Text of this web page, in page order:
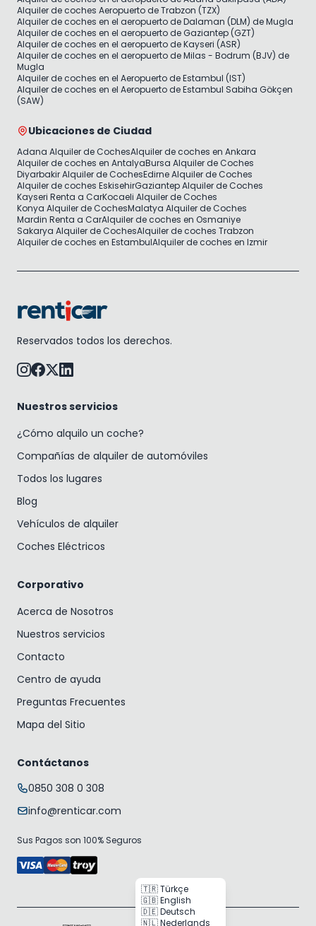
Alquiler de coches Aeropuerto de Trabzon (TZX)
Alquiler de coches en el aeropuerto de Dalaman (DLM) de Mugla
Alquiler de coches en el aeropuerto de Gaziantep (GZT)
Alquiler de coches en el aeropuerto de Kayseri (ASR)
Alquiler de coches en el aeropuerto de Milas - Bodrum (BJV) de
Mugla
Alquiler de coches en el Aeropuerto de Estambul (IST)
Alquiler de coches en el Aeropuerto de Estambul Sabiha Gökçen
(SAW)
Ubicaciones de Ciudad
Adana Alquiler de CochesAlquiler de coches en Ankara
Alquiler de coches en AntalyaBursa Alquiler de Coches
Diyarbakir Alquiler de CochesEdirne Alquiler de Coches
Alquiler de coches EskisehirGaziantep Alquiler de Coches
Kayseri Renta a CarKocaeli Alquiler de Coches
Konya Alquiler de CochesMalatya Alquiler de Coches
Mardin Renta a CarAlquiler de coches en Osmaniye
Sakarya Alquiler de CochesAlquiler de coches Trabzon
Alquiler de coches en EstambulAlquiler de coches en Izmir
Reservados todos los derechos.
Nuestros servicios
¿Cómo alquilo un coche?
Compañías de alquiler de automóviles
Todos los lugares
Blog
Vehículos de alquiler
Coches Eléctricos
Corporativo
Acerca de Nosotros
Nuestros servicios
Contacto
Centro de ayuda
Preguntas Frecuentes
Mapa del Sitio
Contáctanos
0850 308 0 308
info@renticar.com
Sus Pagos son 100% Seguros
🇹🇷 Türkçe
🇬🇧 English
🇩🇪 Deutsch
🇳🇱 Nederlands